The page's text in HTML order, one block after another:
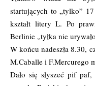
startujących to „tylko”
kształt litery L. Po
Berlinie „tyłka nie
W końcu nadeszła 8.30,
M.Caballe i F.Mercurego
Dało się słyszeć pif